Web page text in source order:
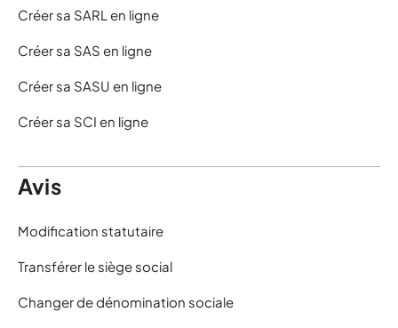
Créer sa SARL en ligne
Créer sa SAS en ligne
Créer sa SASU en ligne
Créer sa SCI en ligne
Avis
Modification statutaire
Transférer le siège social
Changer de dénomination sociale